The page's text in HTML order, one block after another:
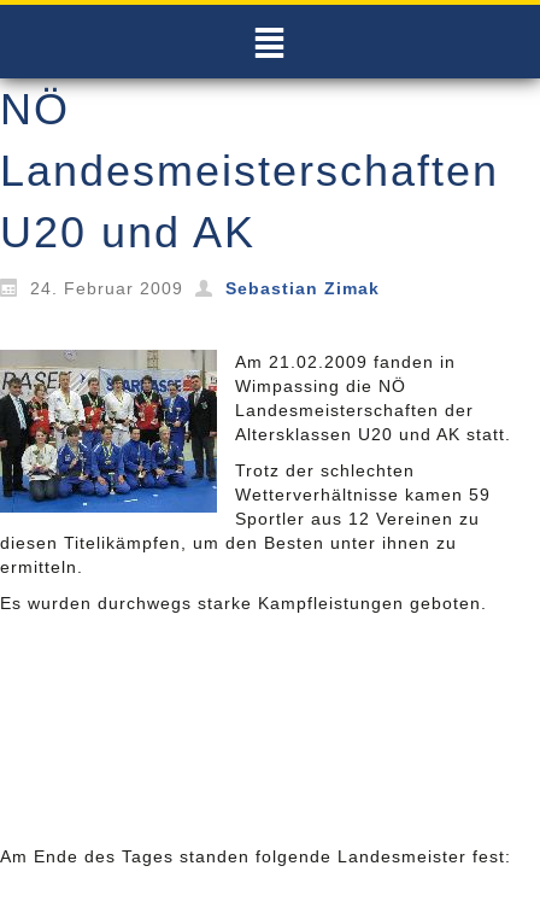
NÖ
Landesmeisterschaften
U20 und AK
24. Februar 2009 Sebastian Zimak
Am 21.02.2009 fanden in
Wimpassing die NÖ
Landesmeisterschaften der
Altersklassen U20 und AK statt.
Trotz der schlechten
Wetterverhältnisse kamen 59
Sportler aus 12 Vereinen zu
diesen Titelikämpfen, um den Besten unter ihnen zu
ermitteln.
Es wurden durchwegs starke Kampfleistungen geboten.
Am Ende des Tages standen folgende Landesmeister fest: